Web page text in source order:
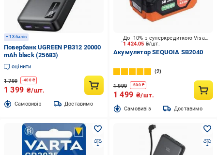
+ 13 балів
Повербанк UGREEN PB312 20000
mAh black (25683)
оцінити
1 799 -400₴
1 399 ₴/шт.
Cамовивіз Доставимо
1 424.05 ₴/шт.
До -10% з суперкредиткою Visa Вигода
Акумулятор SEQUOIA SB2040
2
1 999 -500₴
1 499 ₴/шт.
Cамовивіз Доставимо